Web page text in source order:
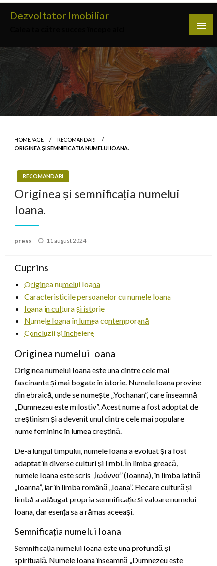
Skip
Dezvoltator Imobiliar
HOMEPAGE
RECOMANDARI
ORIGINEA ȘI SEMNIFICAȚIA NUMELUI IOANA.
RECOMANDARI
Originea și semnificația numelui
Ioana.
press
Posted
11 august 2024
Cuprins
Originea numelui Ioana
Caracteristicile persoanelor cu numele Ioana
Ioana în cultura și istorie
Numele Ioana în lumea contemporană
Concluzii și încheiere
Originea numelui Ioana
Originea numelui Ioana este una dintre cele mai
fascinante și mai bogate în istorie. Numele Ioana provine
din ebraică, unde se numește „Yochanan”, care înseamnă
„Dumnezeu este milostiv”. Acest nume a fost adoptat de
creștinism și a devenit unul dintre cele mai populare
nume feminine în lumea creștină.
De-a lungul timpului, numele Ioana a evoluat și a fost
adaptat în diverse culturi și limbi. În limba greacă,
numele Ioana este scris „Ιωάννα” (Ioanna), în limba latină
„Ioanna”, iar în limba română „Ioana”. Fiecare cultură și
limbă a adăugat propria semnificație și valoare numelui
Ioana, dar esența sa a rămas aceeași.
Semnificația numelui Ioana
Semnificația numelui Ioana este una profundă și
spirituală. Numele Ioana înseamnă „Dumnezeu este